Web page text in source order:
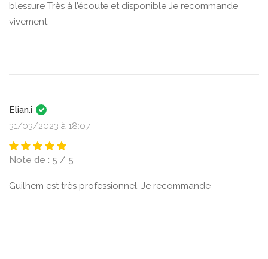
blessure Très à l’écoute et disponible Je recommande
vivement
Elian.i
31/03/2023 à 18:07
Note de : 5 / 5
Guilhem est très professionnel. Je recommande